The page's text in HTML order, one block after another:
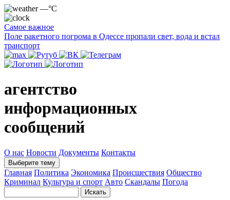
—°C
Самое важное
Поле ракетного погрома в Одессе пропали свет, вода и встал
транспорт
агентство
информационных
сообщений
О нас Новости Документы Контакты
Выберите тему
Главная Политика Экономика Происшествия Общество
Криминал Культура и спорт Авто Скандалы Погода